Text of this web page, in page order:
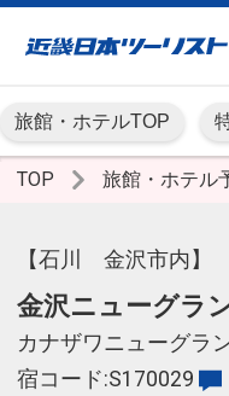
旅館・ホテルTOP
TOP 旅館・ホテル
【石川 金沢市内】
金沢ニューグラ
カナザワニューグラ
宿コード:S170029